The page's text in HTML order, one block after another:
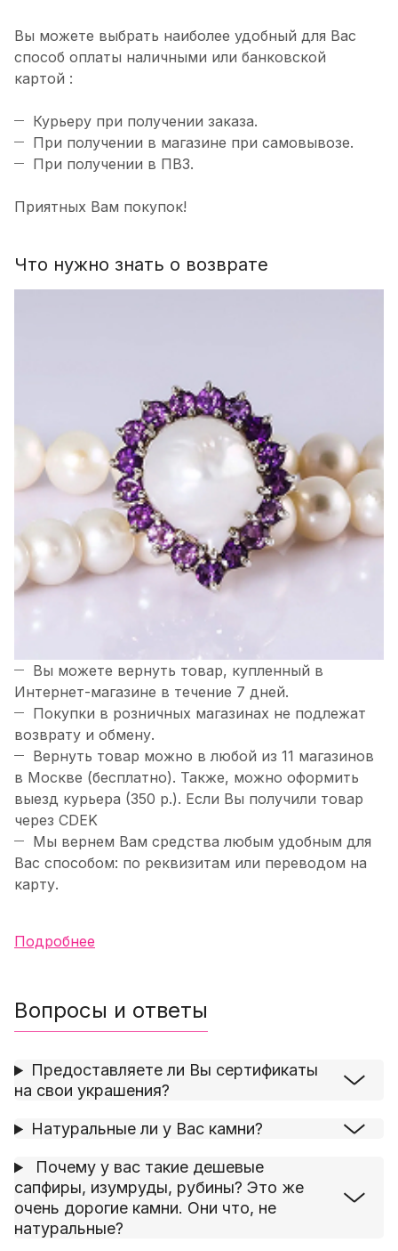
Вы можете выбрать наиболее удобный для Вас
способ оплаты наличными или банковской
картой :
Курьеру при получении заказа.
При получении в магазине при самовывозе.
При получении в ПВЗ.
Приятных Вам покупок!
Что нужно знать о возврате
Вы можете вернуть товар, купленный в
Интернет-магазине в течение 7 дней.
Покупки в розничных магазинах не подлежат
возврату и обмену.
Вернуть товар можно в любой из 11 магазинов
в Москве (бесплатно). Также, можно оформить
выезд курьера (350 р.). Если Вы получили товар
через CDEK
Мы вернем Вам средства любым удобным для
Вас способом: по реквизитам или переводом на
карту.
Подробнее
Вопросы и ответы
Предоставляете ли Вы сертификаты
на свои украшения?
Натуральные ли у Вас камни?
Почему у вас такие дешевые
сапфиры, изумруды, рубины? Это же
очень дорогие камни. Они что, не
натуральные?